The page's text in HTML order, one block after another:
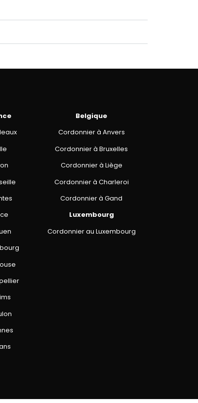
Belgique
Cordonnier à Anvers
Cordonnier à Bruxelles
Cordonnier à Liège
Cordonnier à Charleroi
Cordonnier à Gand
Luxembourg
Cordonnier au Luxembourg